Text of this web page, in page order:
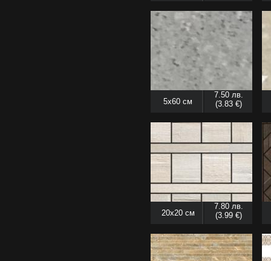
5x60 см
7.50 лв.
(3.83 €)
20x20 см
7.80 лв.
(3.99 €)